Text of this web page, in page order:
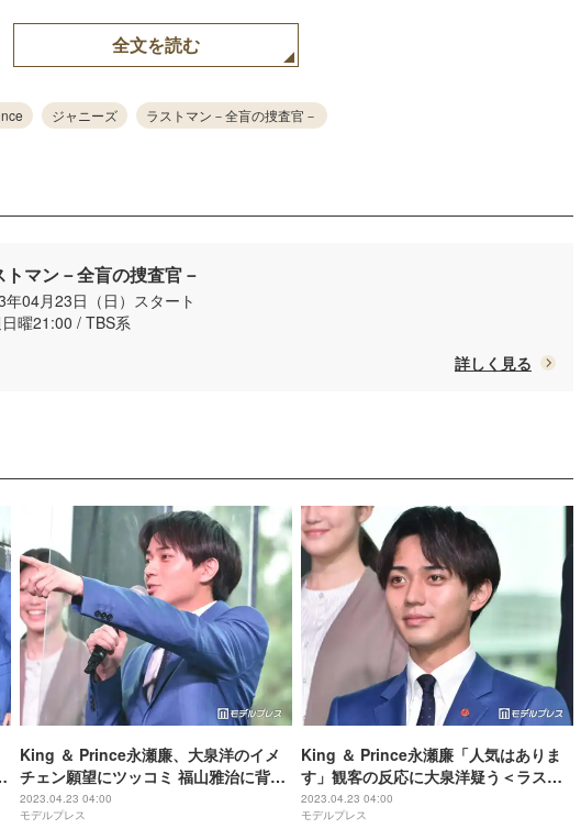
全文を読む
ジャニーズ ラストマン－全盲の捜査官－
トマン－全盲の捜査官－
年04月23日（日）スタート
曜21:00 / TBS系
詳しく見る
King ＆ Prince永瀬廉、大泉洋のイメ
チェン願望にツッコミ 福山雅治に背中
押される＜ラストマン－全盲の捜査官
＞
2023.04.23 04:00
モデルプレス
King ＆ Prince永瀬廉「人気はありま
す」観客の反応に大泉洋疑う＜ラスト
マン－全盲の捜査官＞
2023.04.23 04:00
モデルプレス